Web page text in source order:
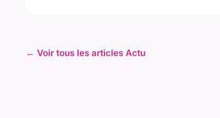
← Voir tous les articles Actu